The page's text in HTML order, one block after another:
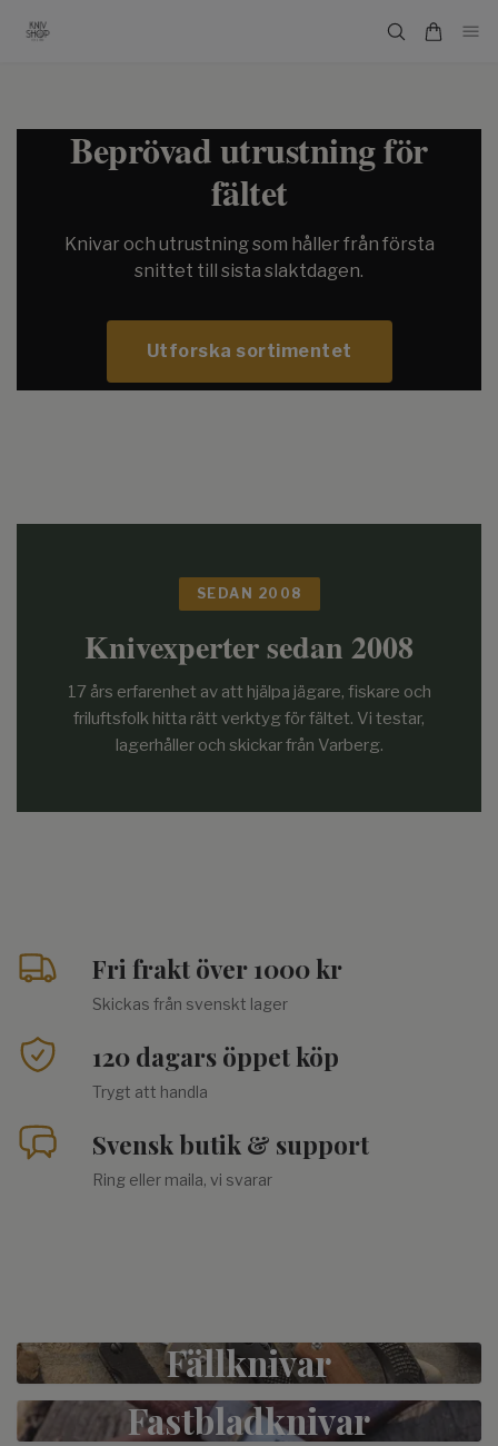
Beprövad utrustning för
fältet
Knivar och utrustning som håller från första
snittet till sista slaktdagen.
Utforska sortimentet
SEDAN 2008
Knivexperter sedan 2008
17 års erfarenhet av att hjälpa jägare, fiskare och
friluftsfolk hitta rätt verktyg för fältet. Vi testar,
lagerhåller och skickar från Varberg.
Fri frakt över 1000 kr
Skickas från svenskt lager
120 dagars öppet köp
Trygt att handla
Svensk butik & support
Ring eller maila, vi svarar
Fällknivar
Fastbladknivar